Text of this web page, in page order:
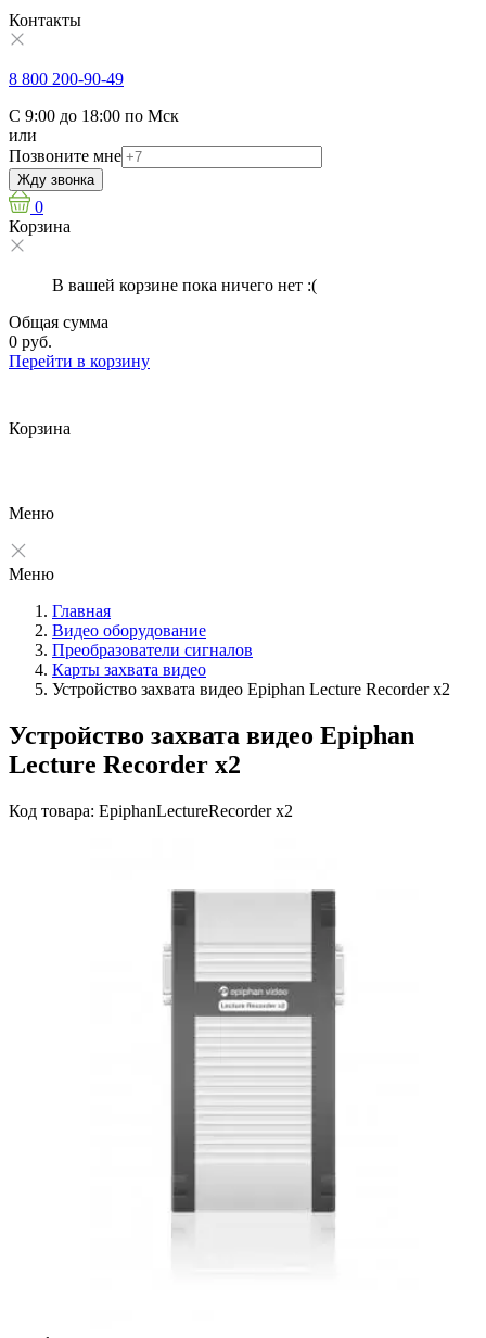
Контакты
8 800 200-90-49
С 9:00 до 18:00 по Мск
или
Позвоните мне
Жду звонка
0
Корзина
В вашей корзине пока ничего нет :(
Общая сумма
0 руб.
Перейти в корзину
Корзина
Меню
Меню
Главная
Видео оборудование
Преобразователи сигналов
Карты захвата видео
Устройство захвата видео Epiphan Lecture Recorder x2
Устройство захвата видео Epiphan
Lecture Recorder x2
Код товара: EpiphanLectureRecorder x2